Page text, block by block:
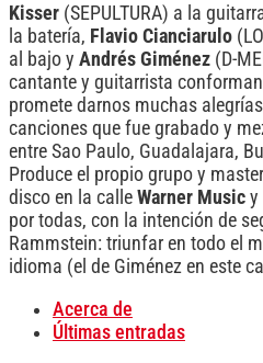
Kisser (SEPULTURA) a la
la batería, Flavio Cianciarulo
al bajo y Andrés Giménez (D-
cantante y guitarrista
promete darnos muchas
canciones que fue grabado y
entre Sao Paulo, Guadalajara,
Produce el propio grupo y
disco en la calle Warner Music y
por todas, con la intención de
Rammstein: triunfar en todo el
idioma (el de Giménez en este
Acerca de
Últimas entradas